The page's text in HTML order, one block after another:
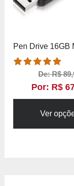
Pen Drive 16GB
De:R$
Por: R$
Ver